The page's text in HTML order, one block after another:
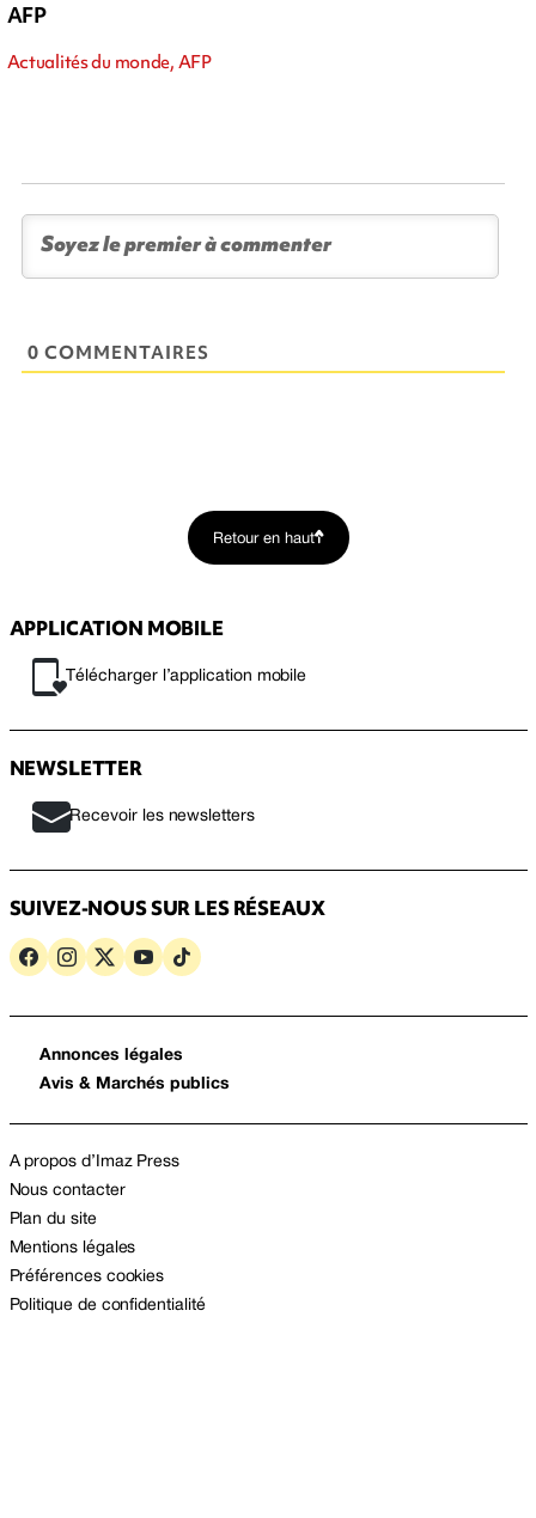
AFP
Actualités du monde, AFP
0 COMMENTAIRES
Retour en haut
APPLICATION MOBILE
Télécharger l’application mobile
NEWSLETTER
Recevoir les newsletters
SUIVEZ-NOUS SUR LES RÉSEAUX
Annonces légales
Avis & Marchés publics
A propos d’Imaz Press
Nous contacter
Plan du site
Mentions légales
Préférences cookies
Politique de confidentialité